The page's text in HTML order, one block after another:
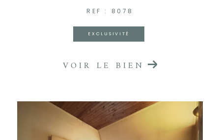
REF : 8078
EXCLUSIVITÉ
VOIR LE BIEN